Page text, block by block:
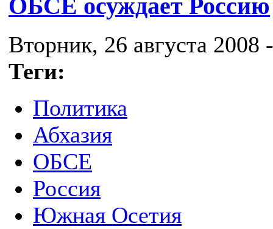
ОБСЕ осуждает Россию
Вторник, 26 августа 2008
Теги:
Политика
Абхазия
ОБСЕ
Россия
Южная Осетия